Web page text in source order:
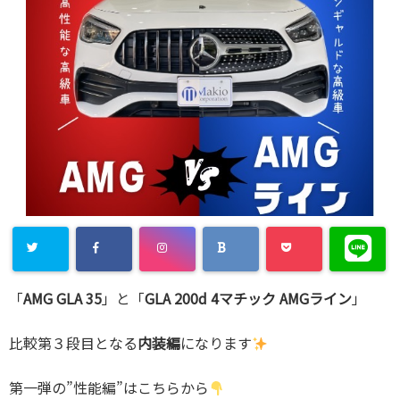
「AMG GLA 35」と「GLA 200d 4マチック AMGライン」
比較第３段目となる内装編になります
第一弾の”性能編”はこちらから